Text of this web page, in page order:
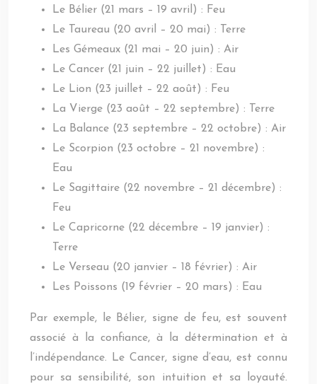
Le Bélier (21 mars – 19 avril) : Feu
Le Taureau (20 avril – 20 mai) : Terre
Les Gémeaux (21 mai – 20 juin) : Air
Le Cancer (21 juin – 22 juillet) : Eau
Le Lion (23 juillet – 22 août) : Feu
La Vierge (23 août – 22 septembre) : Terre
La Balance (23 septembre – 22 octobre) : Air
Le Scorpion (23 octobre – 21 novembre) :
Eau
Le Sagittaire (22 novembre – 21 décembre) :
Feu
Le Capricorne (22 décembre – 19 janvier) :
Terre
Le Verseau (20 janvier – 18 février) : Air
Les Poissons (19 février – 20 mars) : Eau
Par exemple, le Bélier, signe de feu, est souvent
associé à la confiance, à la détermination et à
l’indépendance. Le Cancer, signe d’eau, est connu
pour sa sensibilité, son intuition et sa loyauté.